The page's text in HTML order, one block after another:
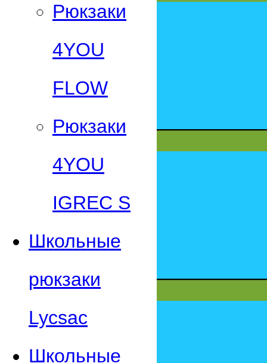
Рюкзаки
4YOU
FLOW
Рюкзаки
4YOU
IGREC S
Школьные
рюкзаки
Lycsac
Школьные